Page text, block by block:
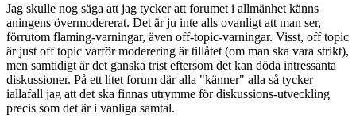
Jag skulle nog säga att jag tycker att forumet i allmänhet känns
aningens övermodererat. Det är ju inte alls ovanligt att man ser,
förrutom flaming-varningar, även off-topic-varningar. Visst, off topic
är just off topic varför moderering är tillåtet (om man ska vara strikt),
men samtidigt är det ganska trist eftersom det kan döda intressanta
diskussioner. På ett litet forum där alla "känner" alla så tycker
iallafall jag att det ska finnas utrymme för diskussions-utveckling
precis som det är i vanliga samtal.